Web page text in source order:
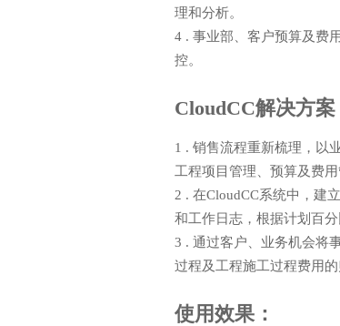
理和分析。
4 . 事业部、客户预算及费
控。
CloudCC解决方案
1 . 销售流程重新梳理，以
工程项目管理、预算及费
2 . 在CloudCC系统中，建
和工作日志，根据计划百
3 . 通过客户、业务机会将
过程及工程施工过程费用的
使用效果：